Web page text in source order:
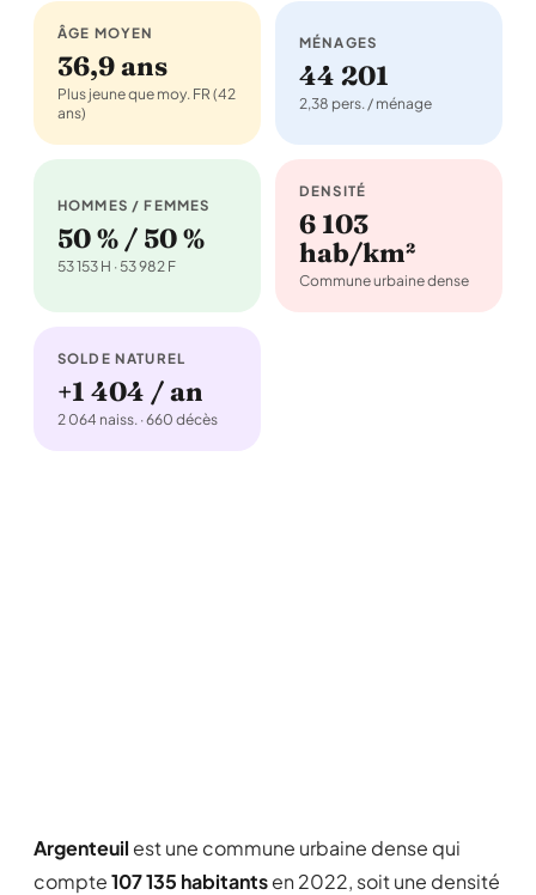
ÂGE MOYEN
36,9 ans
Plus jeune que moy. FR (42
ans)
MÉNAGES
44 201
2,38 pers. / ménage
HOMMES / FEMMES
50 % / 50 %
53 153 H · 53 982 F
DENSITÉ
6 103
hab/km²
Commune urbaine dense
SOLDE NATUREL
+1 404 / an
2 064 naiss. · 660 décès
Argenteuil est une commune urbaine dense qui
compte107 135 habitantsen 2022, soit une densité